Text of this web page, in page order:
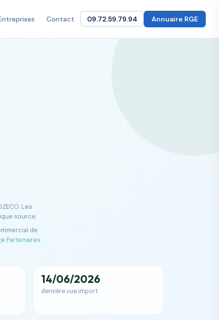
Contact 09.72.59.79.94 Annuaire RGE
Les
source.
de
Partenaires
14/06/2026
dernière vue import